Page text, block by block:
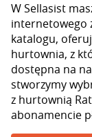
W Sellasist
internetowego
katalogu,
hurtownia, z
dostępna na
stworzymy
z hurtownią
abonamencie